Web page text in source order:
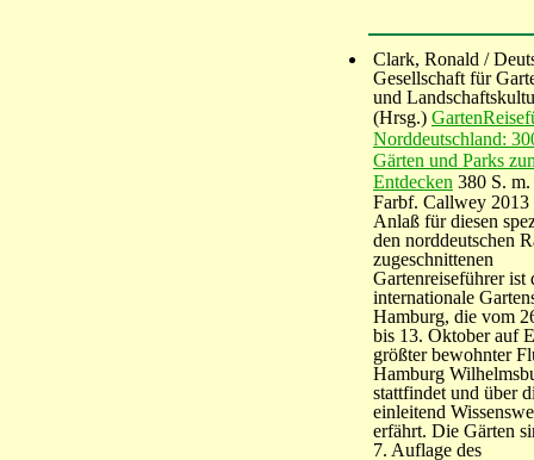
Clark, Ronald /
Gesellschaft für
und
(Hrsg.)
Norddeutschland:
Gärten und Parks
Entdecken 380 S.
Farbf. Callwey 2013
Anlaß für diesen
den norddeutschen
zugeschnittenen
Gartenreiseführer ist
internationale
Hamburg, die vom
bis 13. Oktober auf
größter bewohnter
Hamburg
stattfindet und über
einleitend
erfährt. Die Gärten
7. Auflage des